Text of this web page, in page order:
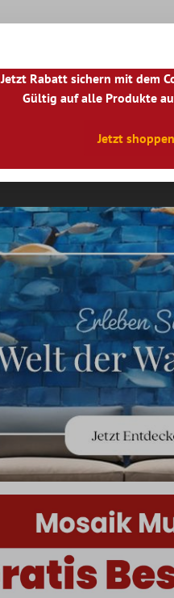
|PL|PT|FI|GR|RO|NO
Jetzt Rabatt sichern mit dem
Gültig auf alle Produkte
Jetzt shoppen